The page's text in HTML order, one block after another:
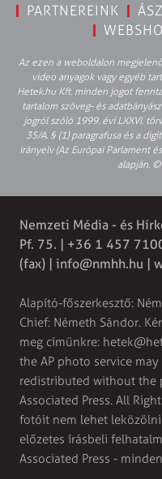
PARTNEREINK
Az ezen a weboldalon
video anyagok vagy egyéb
Hetek.hu Kft. minden jogot
tartalom szöveg- és
jogról szóló 1999. évi LXXVI.
35/A. § (1) paragrafusa és a
irányelv (Az Európai Parlament
alapján. ©
Nemzeti Média - és
Pf. 75. | +36 1 457
(fax) | info@nmhh.hu |
Alapító-főszerkesztő:
Chief: Németh Sándor.
meg címünkre:
the AP photo service
redistributed without
Associated Press. All
fotóit nem lehet
előzetes írásbeli
Associated Press -